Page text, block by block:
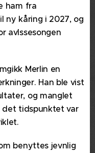
ham fra
ny kåring i 2027, og
avlssesongen
Merlin en
Han ble vist
og manglet
det tidspunktet var
benyttes jevnlig